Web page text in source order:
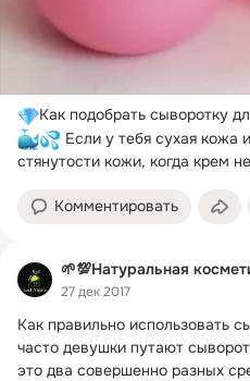
Как подобрать сыворотку
Если у тебя сухая кожа
стянутости кожи, когда крем
Комментировать
🌱💯Натуральная
27 дек 2017
Как правильно использовать
часто девушки путают
это два совершенно разных